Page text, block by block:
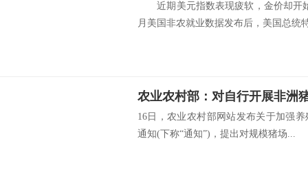
近期美元指数表现疲软，金价却
月美国非农就业数据发布后，美国总统
16日，农业农村部网站发布关于加强
通知(下称“通知”)，提出对规模猪场...